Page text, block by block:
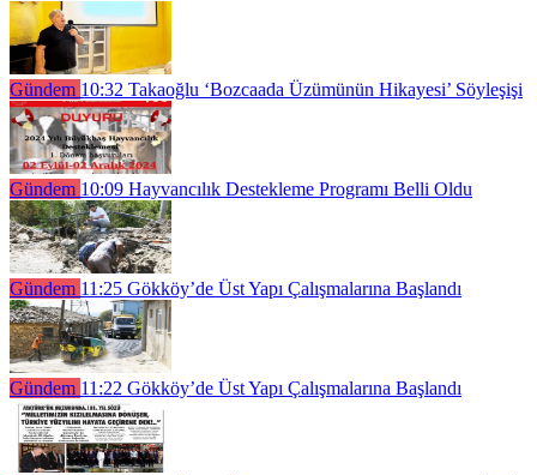
Gündem 10:32 Takaoğlu ‘Bozcaada Üzümünün Hikayesi’ Söyleşişi
Gündem 10:09 Hayvancılık Destekleme Programı Belli Oldu
Gündem 11:25 Gökköy’de Üst Yapı Çalışmalarına Başlandı
Gündem 11:22 Gökköy’de Üst Yapı Çalışmalarına Başlandı